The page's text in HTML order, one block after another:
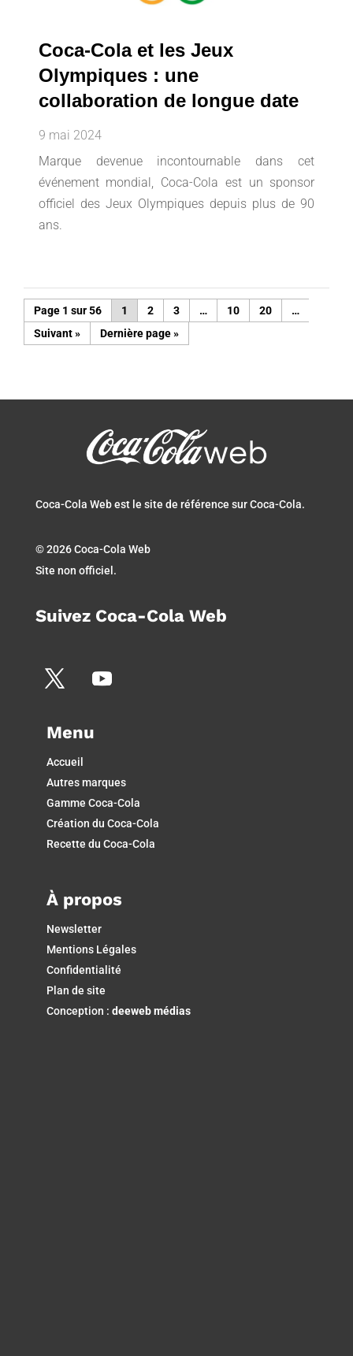
Coca-Cola et les Jeux
Olympiques : une
collaboration de longue date
9 mai 2024
Marque devenue incontournable dans cet
événement mondial, Coca-Cola est un sponsor
officiel des Jeux Olympiques depuis plus de 90
ans.
Page 1 sur 56 1 2 3 … 10 20
…
»
Dernière page »
Coca-Cola Web est le site de référence sur Coca-Cola.
© 2026 Coca-Cola Web
Site non officiel.
Suivez Coca-Cola Web
Menu
Accueil
Autres marques
Gamme Coca-Cola
Création du Coca-Cola
Recette du Coca-Cola
À propos
Newsletter
Mentions Légales
Confidentialité
Plan de site
Conception : deeweb médias